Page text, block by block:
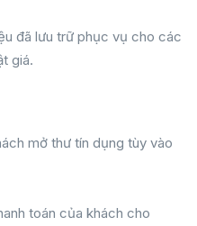
đã lưu trữ phục vụ cho các
giá.
mở thư tín dụng tùy vào
toán của khách cho